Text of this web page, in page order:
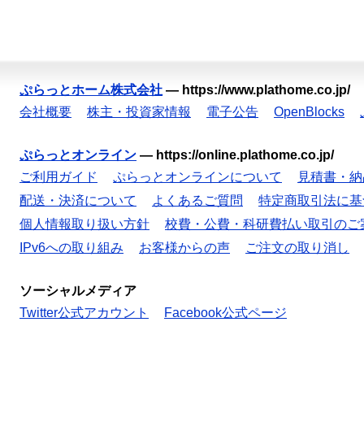
ぷらっとホーム株式会社 — https://www.plathome.co.jp/
会社概要
株主・投資家情報 電子公告 OpenBlocks
ぷらっとオンライン — https://online.plathome.co.jp/
ご利用ガイド
ぷらっとオンラインについて
見積書・
配送・決済について
よくあるご質問
特定商取引法に
個人情報取り扱い方針
校費・公費・科研費払い取引のご
IPv6への取り組み
お客様からの声 ご注文の取り消し
ソーシャルメディア
Twitter公式アカウント
Facebook公式ページ